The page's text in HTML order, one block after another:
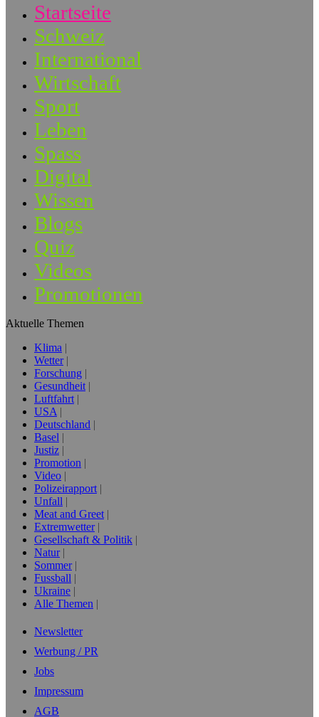
Startseite
Schweiz
International
Wirtschaft
Sport
Leben
Spass
Digital
Wissen
Blogs
Quiz
Videos
Promotionen
Aktuelle Themen
Klima
Wetter
Forschung
Gesundheit
Luftfahrt
USA
Deutschland
Basel
Justiz
Promotion
Video
Polizeirapport
Unfall
Meat and Greet
Extremwetter
Gesellschaft & Politik
Natur
Sommer
Fussball
Ukraine
Alle Themen
Newsletter
Werbung / PR
Jobs
Impressum
AGB